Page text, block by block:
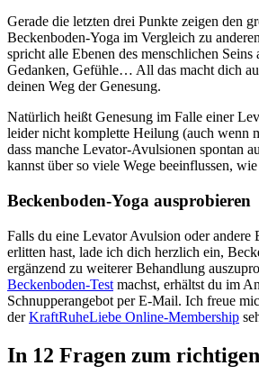
Gerade die letzten drei Punkte zeigen den
Beckenboden-Yoga im Vergleich zu
spricht alle Ebenen des menschlichen Seins
Gedanken, Gefühle… All das macht dich
deinen Weg der Genesung.
Natürlich heißt Genesung im Falle einer
leider nicht komplette Heilung (auch wenn
dass manche Levator-Avulsionen spontan
kannst über so viele Wege beeinflussen,
Beckenboden-Yoga ausprobieren
Falls du eine Levator Avulsion oder andere
erlitten hast, lade ich dich herzlich ein,
ergänzend zu weiterer Behandlung
Beckenboden-Test machst, erhältst du im
Schnupperangebot per E-Mail. Ich freue
derKraftRuheLiebe Online-Membership
In 12 Fragen zum